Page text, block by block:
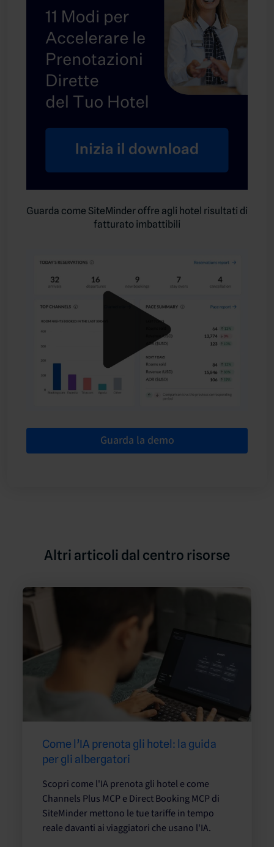
Guarda come SiteMinder offre agli hotel risultati di
fatturato imbattibili
Guarda la demo
Altri articoli dal centro risorse
Come l’IA prenota gli hotel: la guida
per gli albergatori
Scopri come l'IA prenota gli hotel e come
Channels Plus MCP e Direct Booking MCP di
SiteMinder mettono le tue tariffe in tempo
reale davanti ai viaggiatori che usano l'IA.